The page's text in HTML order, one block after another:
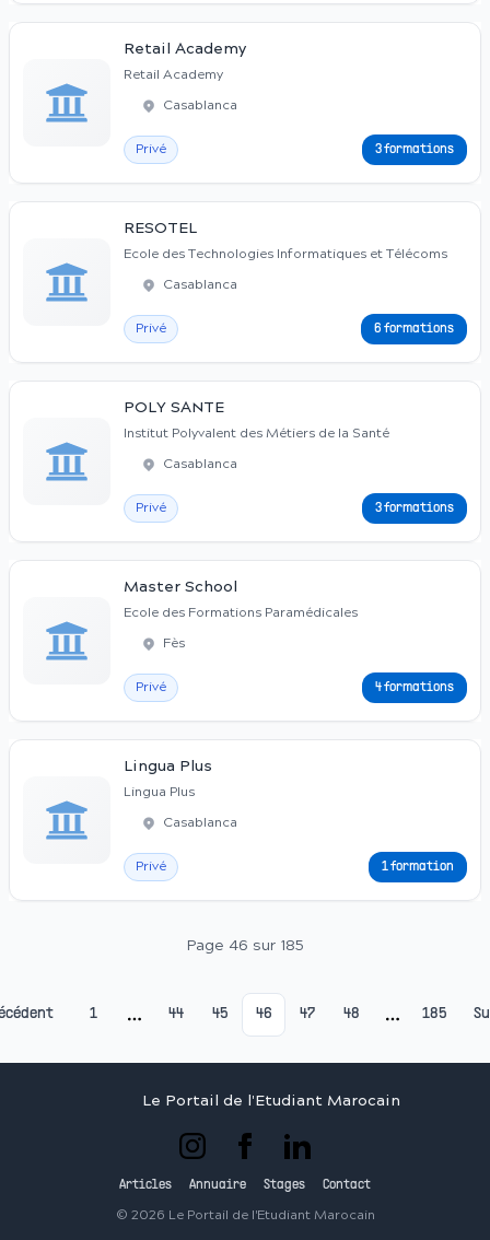
Retail Academy
Retail Academy
Casablanca
Privé 3 formations
RESOTEL
Ecole des Technologies Informatiques et Télécoms
Casablanca
Privé 6 formations
POLY SANTE
Institut Polyvalent des Métiers de la Santé
Casablanca
Privé 3 formations
Master School
Ecole des Formations Paramédicales
Fès
Privé 4 formations
Lingua Plus
Lingua Plus
Casablanca
Privé 1 formation
Page 46 sur 185
1 44 45 46 47 48 185
Le Portail de l'Etudiant Marocain
Articles Annuaire Stages Contact
© 2026 Le Portail de l'Etudiant Marocain